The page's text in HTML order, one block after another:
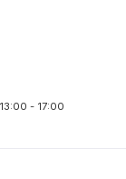
- 17:00